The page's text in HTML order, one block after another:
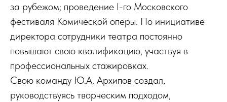
за рубежом; проведение I-го Московского
фестиваля Комической оперы. По инициативе
директора сотрудники театра постоянно
повышают свою квалификацию, участвуя в
профессиональных стажировках.
Свою команду Ю.А. Архипов создал,
руководствуясь творческим подходом,